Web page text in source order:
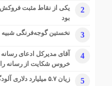
سنگ تمام مردم در نخستین
پایان پروژه بازسازی و
رایزنی دانشگاه ایلام و
زیرساخت‌های آزمایشگاهی
2 ماه قبل
2
یکی از نقاط مثبت
بود
3 نخستین گوجه‌فرنگی شبیه
4
آقای مدیرکل ادعای رسانه
خروس شکایت از رسانه
5 زیان ۵.۷ میلیارد دلاری آلودگی هوا بر سلامت جامعه